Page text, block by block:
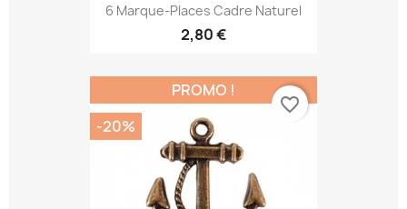
6 Marque-Places Cadre Naturel
2,80 €
PROMO !
-20%
favorite_border